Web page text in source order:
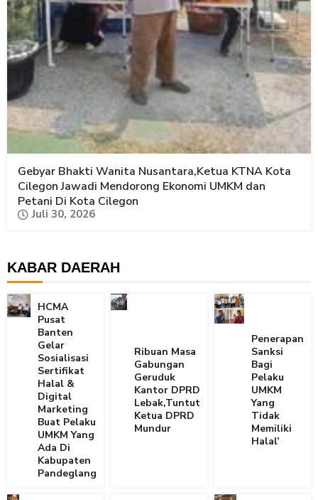
Gebyar Bhakti Wanita Nusantara,Ketua KTNA Kota
Cilegon Jawadi Mendorong Ekonomi UMKM dan
Petani Di Kota Cilegon
Juli 30, 2026
KABAR DAERAH
HCMA
Pusat
Banten
Gelar
Sosialisasi
Sertifikat
Halal &
Digital
Marketing
Buat Pelaku
UMKM Yang
Ada Di
Kabupaten
Pandeglang
Ribuan Masa
Gabungan
Geruduk
Kantor DPRD
Lebak,Tuntut
Ketua DPRD
Mundur
Penerapan
Sanksi
Bagi
Pelaku
UMKM
Yang
Tidak
Memiliki
Halal’